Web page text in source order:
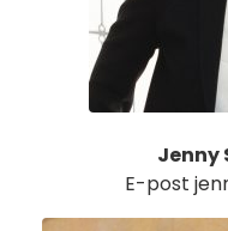
Jenny
E-post